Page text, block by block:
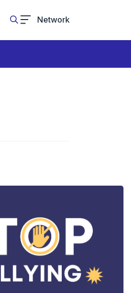
Network